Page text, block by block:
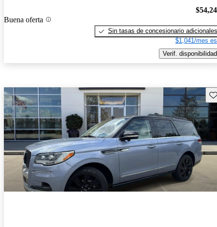
Buena oferta
Sin tasas de concesionario adicionales
$1,041/mes
Verif. disponibilidad